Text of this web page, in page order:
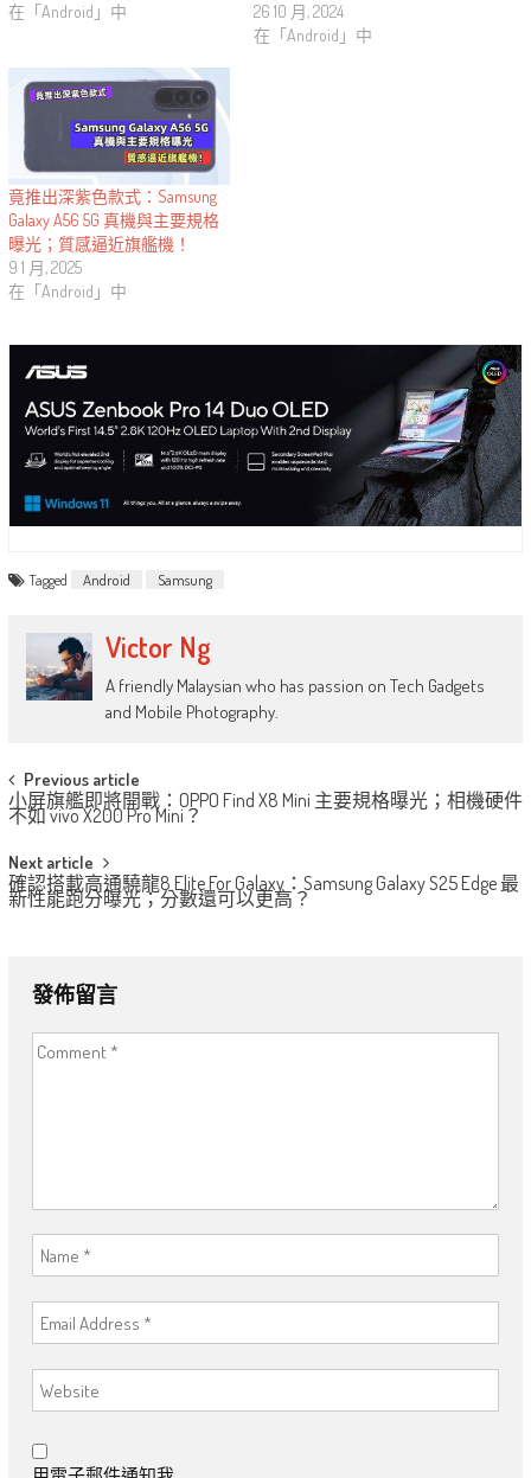
在「Android」中
26 10 月, 2024
在「Android」中
竟推出深紫色款式：Samsung
Galaxy A56 5G 真機與主要規格
曝光；質感逼近旗艦機！
9 1 月, 2025
在「Android」中
Tagged Android Samsung
Victor Ng
A friendly Malaysian who has passion on Tech Gadgets
and Mobile Photography.
Post
navigation
Previous article
小屏旗艦即將開戰：OPPO Find X8 Mini 主要規格曝光；相機硬件
不如 vivo X200 Pro Mini？
Next article
確認搭載高通驍龍8 Elite For Galaxy：Samsung Galaxy S25 Edge 最
新性能跑分曝光；分數還可以更高？
發佈留言